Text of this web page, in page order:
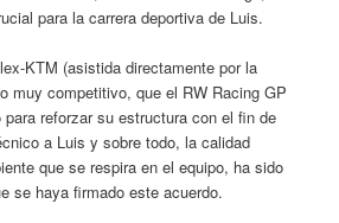
para la carrera deportiva de Luis.
KTM (asistida directamente por la
muy competitivo, que el RW Racing GP
para reforzar su estructura con el fin de
a Luis y sobre todo, la calidad
que se respira en el equipo, ha sido
se haya firmado este acuerdo.